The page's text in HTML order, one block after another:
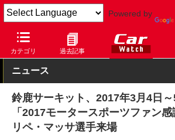
Powered by
カテゴリ 過去記事
Car Watch モータースポーツ その他
ニュース
鈴鹿サーキット、2017年3月4日
「2017モータースポーツファン
リペ・マッサ選手来場